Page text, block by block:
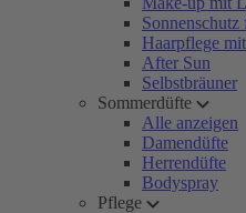
Haarpflege
After Sun
Selbstbräuner
Sommerdüfte
Alle anzeigen
Damendüfte
Herrendüfte
Bodyspray
Pflege